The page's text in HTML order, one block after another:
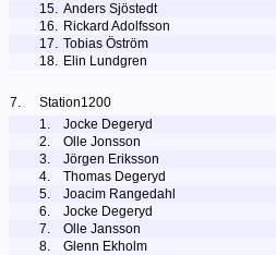
15. Anders Sjöstedt
16. Rickard Adolfsson
17. Tobias Öström
18. Elin Lundgren
7. Station1200
1.
Jocke Degeryd
2.
Olle Jonsson
3.
Jörgen Eriksson
4.
Thomas Degeryd
5.
Joacim Rangedahl
6.
Jocke Degeryd
7.
Olle Jansson
8.
Glenn Ekholm